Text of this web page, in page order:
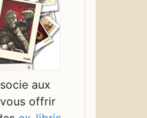
aux
offrir